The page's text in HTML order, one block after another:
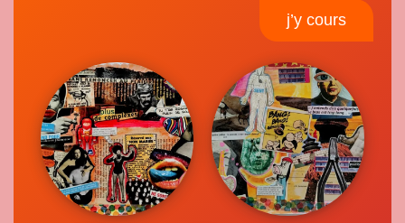
j’y cours